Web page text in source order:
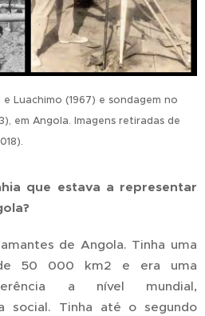
Luachimo (1967) e sondagem no
em Angola. Imagens retiradas de
que estava a representar
de Angola. Tinha uma
50 000 km2 e era uma
a nível mundial,
social. Tinha até o segundo